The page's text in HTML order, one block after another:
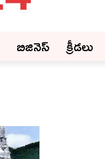
బిజినెస్‌ క్రీడలు